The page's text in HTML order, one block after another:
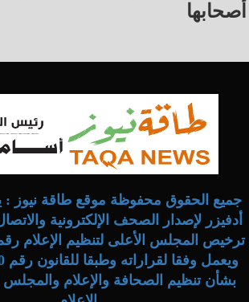
أصحابها
جميع الحقوق محفوظة موقع طاقة نيوز :
أدفيزر لإصدار الصحف الإلكترونية
بشأن تنظيم الصحافة والإعلام والمجلس